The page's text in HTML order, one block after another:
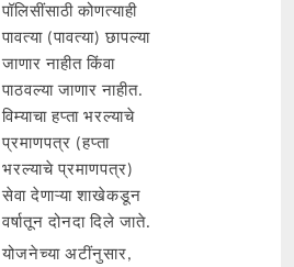
पॉलिसींसाठी कोणत्याही
पावत्या (पावत्या) छापल्या
जाणार नाहीत किंवा
पाठवल्या जाणार नाहीत.
विम्याचा हप्ता भरल्याचे
प्रमाणपत्र (हप्ता
भरल्याचे प्रमाणपत्र)
सेवा देणाऱ्या शाखेकडून
वर्षातून दोनदा दिले जाते.
योजनेच्या अटींनुसार,